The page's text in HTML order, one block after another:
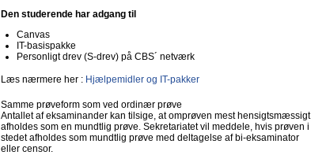
Den studerende har adgang til
Canvas
IT-basispakke
Personligt drev (S-drev) på CBS´ netværk
Læs nærmere her : Hjælpemidler og IT-pakker
Samme prøveform som ved ordinær prøve
Antallet af eksaminander kan tilsige, at omprøven mest hensigtsmæssigt
afholdes som en mundtlig prøve. Sekretariatet vil meddele, hvis prøven i
stedet afholdes som mundtlig prøve med deltagelse af bi-eksaminator
eller censor.